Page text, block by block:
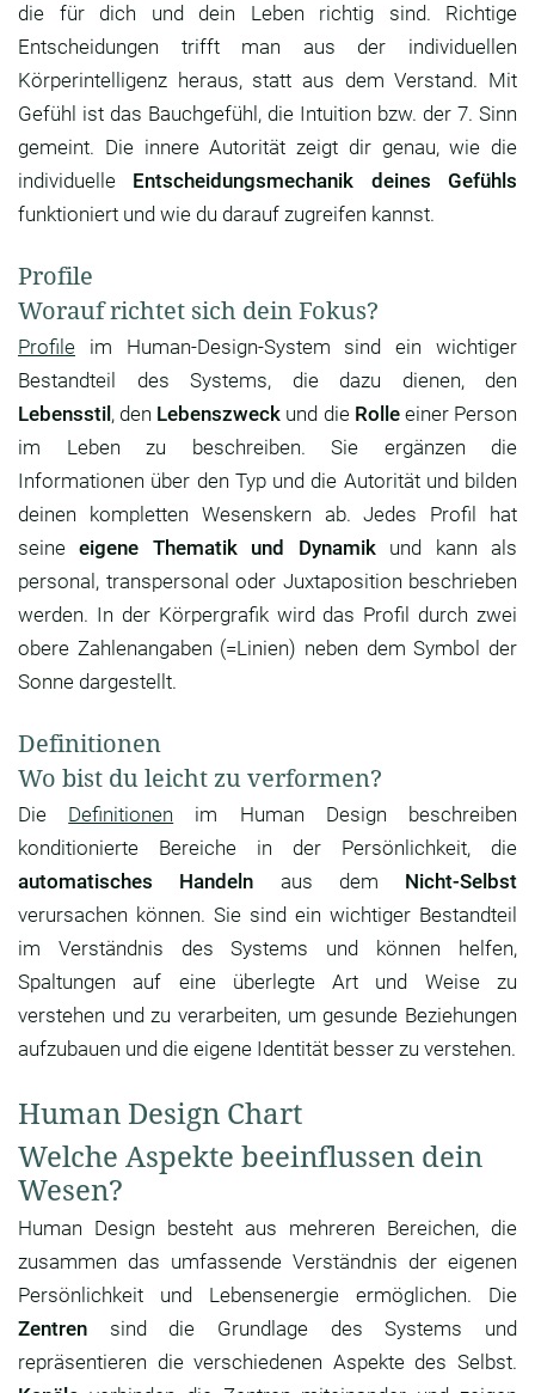
die für dich und dein Leben richtig sind. Richtige
Entscheidungen trifft man aus der individuellen
Körperintelligenz heraus, statt aus dem Verstand. Mit
Gefühl ist das Bauchgefühl, die Intuition bzw. der 7. Sinn
gemeint. Die innere Autorität zeigt dir genau, wie die
individuelle Entscheidungsmechanik deines Gefühls
funktioniert und wie du darauf zugreifen kannst.
Profile
Worauf richtet sich dein Fokus?
Profile im Human-Design-System sind ein wichtiger
Bestandteil des Systems, die dazu dienen, den
Lebensstil , den Lebenszweck und die Rolleeiner Person
im Leben zu beschreiben. Sie ergänzen die
Informationen über den Typ und die Autorität und bilden
deinen kompletten Wesenskern ab. Jedes Profil hat
seineeigene Thematik und Dynamikund kann als
personal, transpersonal oder Juxtaposition beschrieben
werden. In der Körpergrafik wird das Profil durch zwei
obere Zahlenangaben (=Linien) neben dem Symbol der
Sonne dargestellt.
Definitionen
Wo bist du leicht zu verformen?
Die Definitionen im Human Design beschreiben
konditionierte Bereiche in der Persönlichkeit, die
automatisches Handeln aus dem Nicht-Selbst
verursachen können. Sie sind ein wichtiger Bestandteil
im Verständnis des Systems und können helfen,
Spaltungen auf eine überlegte Art und Weise zu
verstehen und zu verarbeiten, um gesunde Beziehungen
aufzubauen und die eigene Identität besser zu verstehen.
Human Design Chart
Welche Aspekte beeinflussen dein
Wesen?
Human Design besteht aus mehreren Bereichen, die
zusammen das umfassende Verständnis der eigenen
Persönlichkeit und Lebensenergie ermöglichen. Die
Zentren sind die Grundlage des Systems und
repräsentieren die verschiedenen Aspekte des Selbst.